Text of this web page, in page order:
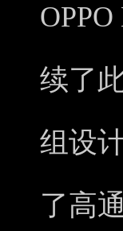
续了
组设
了高